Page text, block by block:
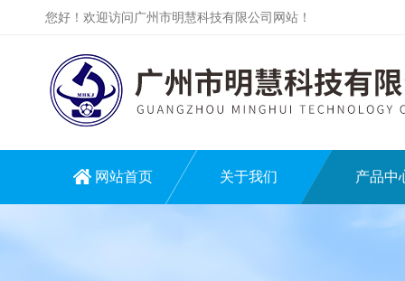
您好！欢迎访问广州市明慧科技有限公司网站！
网站首页 关于我们 产品中